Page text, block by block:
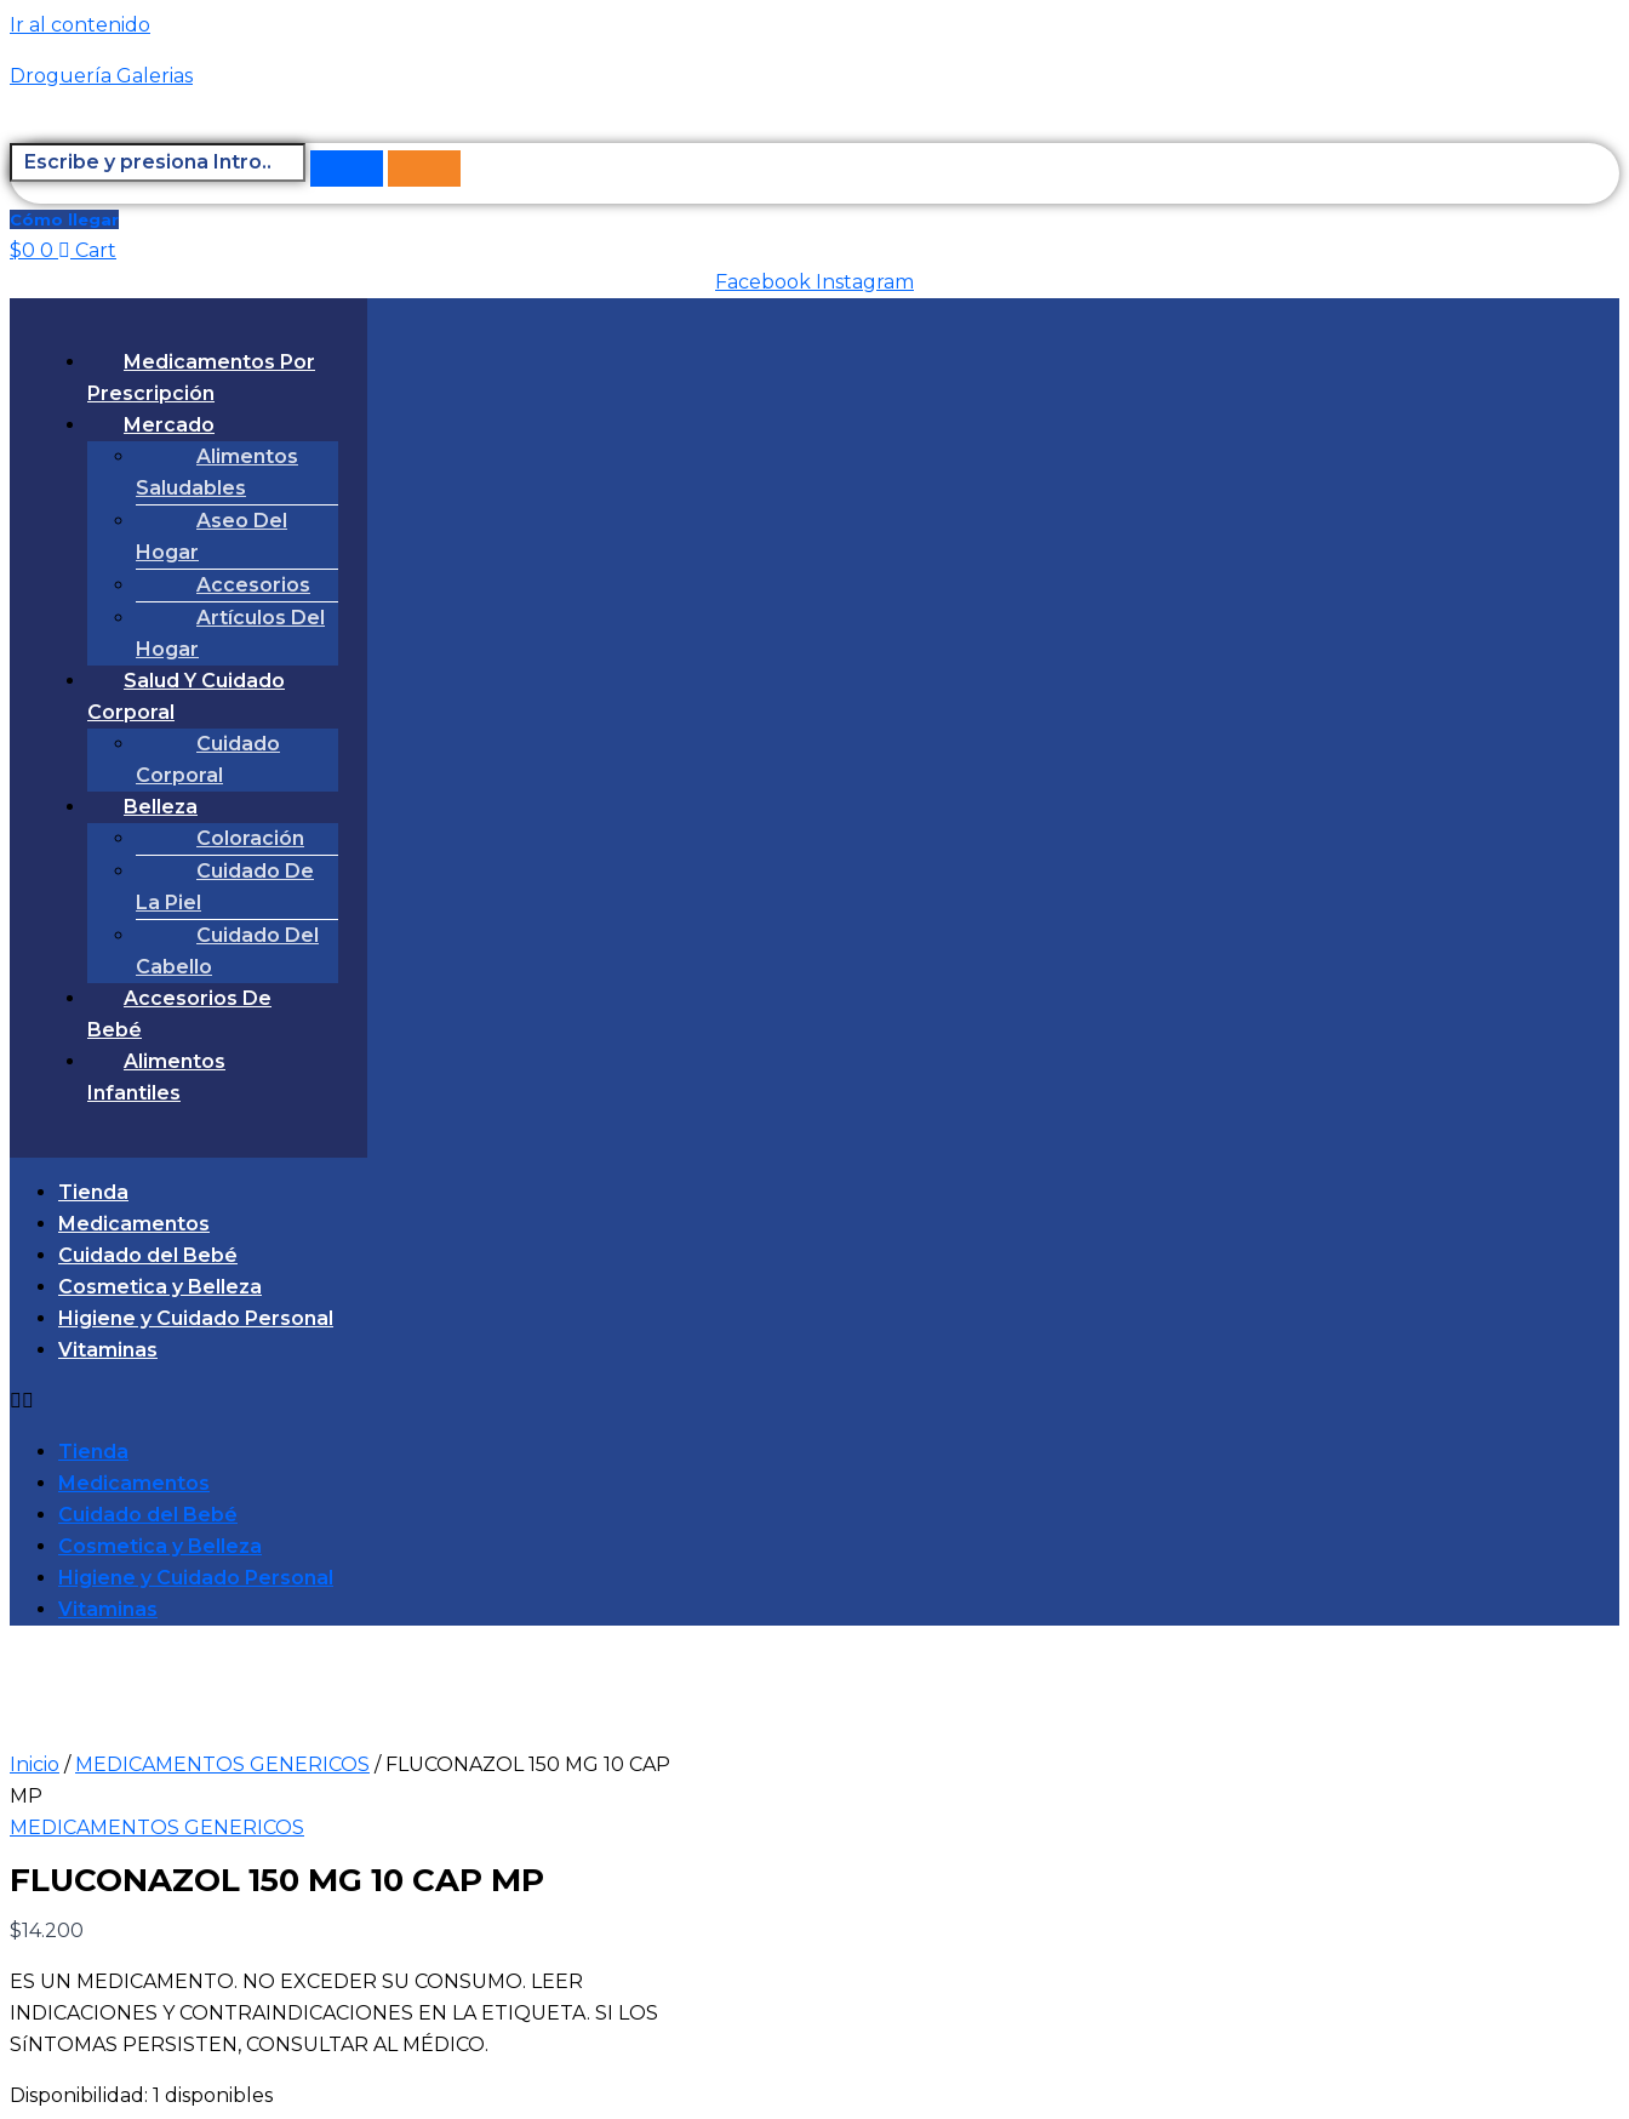
Ir al contenido
Droguería Galerias
Cómo llegar
$0 0
Cart
Facebook Instagram
Medicamentos Por
Prescripción
Mercado
Alimentos
Saludables
Aseo Del
Hogar
Accesorios
Artículos Del
Hogar
Salud Y Cuidado
Corporal
Cuidado
Corporal
Belleza
Coloración
Cuidado De
La Piel
Cuidado Del
Cabello
Accesorios De
Bebé
Alimentos
Infantiles
Tienda
Medicamentos
Cuidado del Bebé
Cosmetica y Belleza
Higiene y Cuidado Personal
Vitaminas
Tienda
Medicamentos
Cuidado del Bebé
Cosmetica y Belleza
Higiene y Cuidado Personal
Vitaminas
Inicio / MEDICAMENTOS GENERICOS / FLUCONAZOL 150 MG 10 CAP
MP
MEDICAMENTOS GENERICOS
FLUCONAZOL 150 MG 10 CAP MP
$14.200
ES UN MEDICAMENTO. NO EXCEDER SU CONSUMO. LEER
INDICACIONES Y CONTRAINDICACIONES EN LA ETIQUETA. SI LOS
SíNTOMAS PERSISTEN, CONSULTAR AL MÉDICO.
Disponibilidad: 1 disponibles